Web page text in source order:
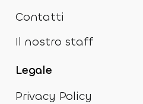
Contatti
Il nostro staff
Legale
Privacy Policy